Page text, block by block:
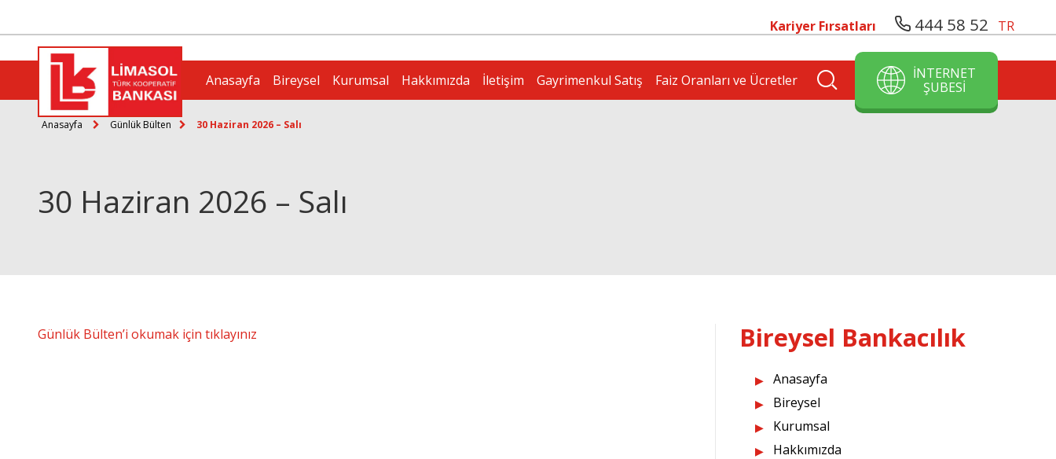
Kariyer Fırsatları 444 58 52 TR
Anasayfa Bireysel Kurumsal Hakkımızda İletişim Gayrimenkul Satış Faiz Oranları ve Ücretler
İNTERNET
ŞUBESİ
Anasayfa Günlük Bülten 30 Haziran 2026 – Salı
30 Haziran 2026 – Salı
Günlük Bülten’i okumak için tıklayınız Bireysel Bankacılık
Anasayfa
Bireysel
Kurumsal
Hakkımızda